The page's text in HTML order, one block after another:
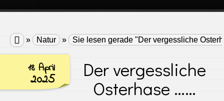
 » Natur » Sie lesen gerade "Der vergessliche
18 April
2025
Der vergessliche
Osterhase ……